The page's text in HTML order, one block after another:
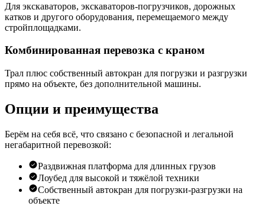
Для экскаваторов, экскаваторов-погрузчиков, дорожных
катков и другого оборудования, перемещаемого между
стройплощадками.
Комбинированная перевозка с краном
Трал плюс собственный автокран для погрузки и разгрузки
прямо на объекте, без дополнительной машины.
Опции и преимущества
Берём на себя всё, что связано с безопасной и легальной
негабаритной перевозкой:
Раздвижная платформа для длинных грузов
Лоубед для высокой и тяжёлой техники
Собственный автокран для погрузки-разгрузки на
объекте